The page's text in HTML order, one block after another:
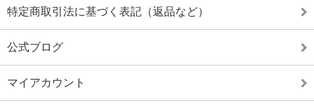
特定商取引法に基づく表記（返品など）
公式ブログ
マイアカウント